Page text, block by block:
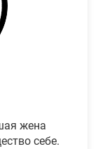
жена
себе.